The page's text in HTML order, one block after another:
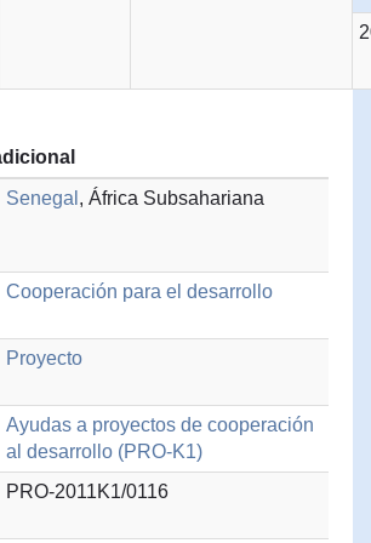
Senegal , África Subsahariana
Cooperación para el desarrollo
Proyecto
Ayudas a proyectos de cooperación
al desarrollo (PRO-K1)
PRO-2011K1/0116